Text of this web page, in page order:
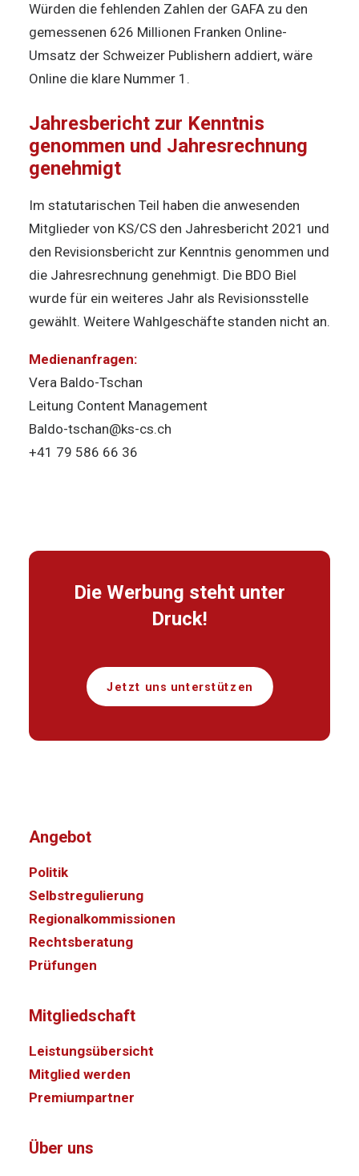
Würden die fehlenden Zahlen der GAFA zu den
gemessenen 626 Millionen Franken Online-
Umsatz der Schweizer Publishern addiert, wäre
Online die klare Nummer 1.
Jahresbericht zur Kenntnis
genommen und Jahresrechnung
genehmigt
Im statutarischen Teil haben die anwesenden
Mitglieder von KS/CS den Jahresbericht 2021 und
den Revisionsbericht zur Kenntnis genommen und
die Jahresrechnung genehmigt. Die BDO Biel
wurde für ein weiteres Jahr als Revisionsstelle
gewählt. Weitere Wahlgeschäfte standen nicht an.
Medienanfragen:
Vera Baldo-Tschan
Leitung Content Management
Baldo-tschan@ks-cs.ch
+41 79 586 66 36
Die Werbung steht unter
Druck!
Jetzt uns unterstützen
Angebot
Politik
Selbstregulierung
Regionalkommissionen
Rechtsberatung
Prüfungen
Mitgliedschaft
Leistungsübersicht
Mitglied werden
Premiumpartner
Über uns